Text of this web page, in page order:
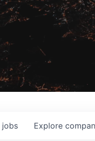
jobs Explore